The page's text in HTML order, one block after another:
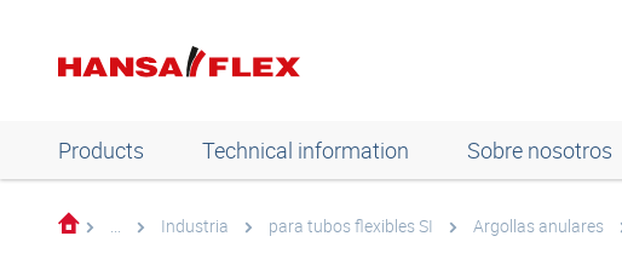
Products Technical information Sobre nosotros
... Industria para tubos flexibles SI Argollas anulares